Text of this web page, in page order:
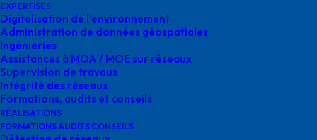
EXPERTISES
Digitalisation de l’environnement
Administration de données géospatiales
Ingénieries
Assistances à MOA / MOE sur réseaux
Supervision de travaux
Intégrité des réseaux
Formations, audits et conseils
RÉALISATIONS
FORMATIONS AUDITS CONSEILS
protection cathodique
survey